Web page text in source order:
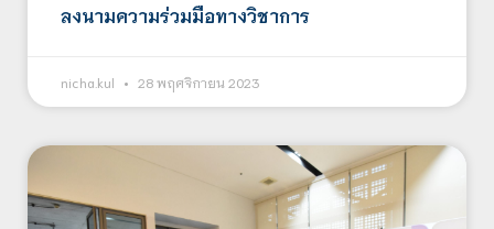
ลงนามความร่วมมือทางวิชาการ
nicha.kul 28 พฤศจิกายน 2023